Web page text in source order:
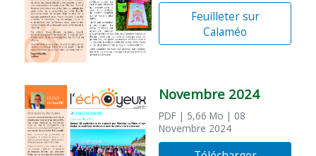
Feuilleter sur
Calaméo
Novembre 2024
PDF | 5,66 Mo | 08
Novembre 2024